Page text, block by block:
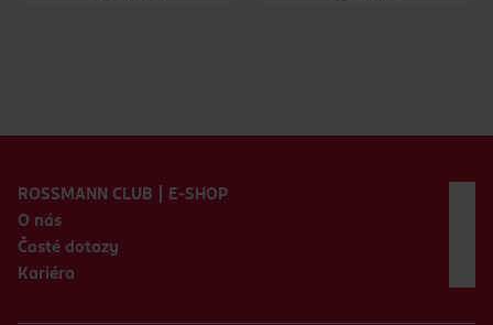
ROSSMANN CLUB | E-SHOP
O nás
Časté dotazy
Kariéra